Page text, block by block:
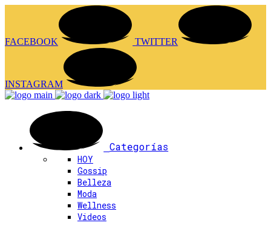
FACEBOOK TWITTER
INSTAGRAM
Categorías
HOY
Gossip
Belleza
Moda
Wellness
Videos